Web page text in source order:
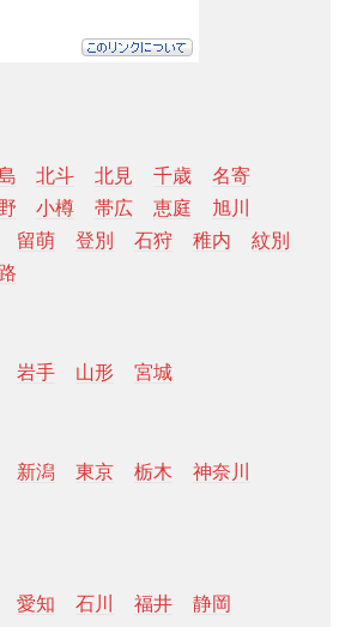
北斗 北見 千歳
名寄
小樽 帯広 恵庭
旭川
留萌 登別 石狩 稚内
紋別
岩手 山形 宮城
新潟 東京 栃木
神奈川
愛知 石川 福井 静岡